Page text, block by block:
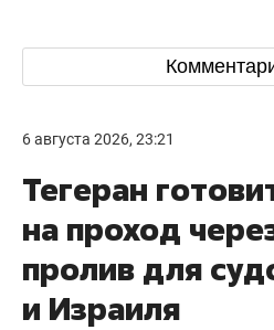
6 августа 2026, 23:21
Тегеран
на проход
пролив для
и Израиля